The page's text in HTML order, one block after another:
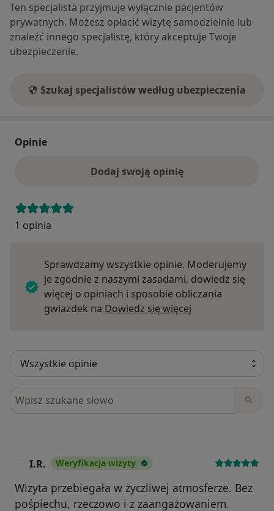
Ten specjalista przyjmuje wyłącznie pacjentów
prywatnych. Możesz opłacić wizytę samodzielnie lub
znaleźć innego specjalistę, który akceptuje Twoje
ubezpieczenie.
Szukaj specjalistów według ubezpieczenia
Opinie
Dodaj swoją opinię
1 opinia
Sprawdzamy wszystkie opinie. Moderujemy
je zgodnie z naszymi zasadami, dowiedz się
więcej o opiniach i sposobie obliczania
gwiazdek na Dowiedz się więcej
Szukaj w opiniach
I.R. Weryfikacja wizyty
Wizyta przebiegała w życzliwej atmosferze. Bez
pośpiechu, rzeczowo i z zaangażowaniem.